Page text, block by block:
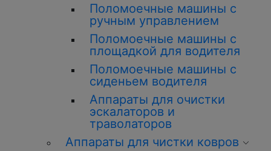
Поломоечные машины с
ручным управлением
Поломоечные машины с
площадкой для водителя
Поломоечные машины с
сиденьем водителя
Аппараты для очистки
эскалаторов и
траволаторов
Аппараты для чистки ковров